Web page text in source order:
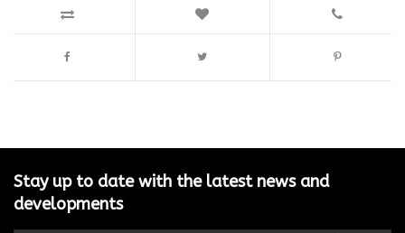
Stay up to date with the latest news and
developments